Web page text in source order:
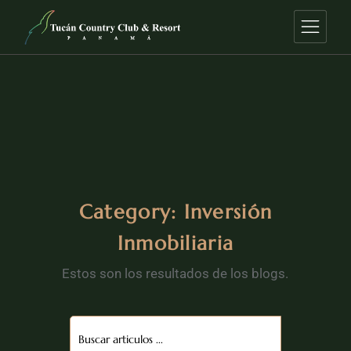
Category: Inversión
Inmobiliaria
Estos son los resultados de los blogs.